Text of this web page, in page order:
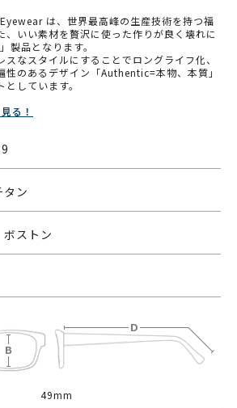
は、世界最高峰の生産技術を持つ福
、いい素材を贅沢に使った作りが良く壊れに
製品となります。
スなスタイルにすることでロングライフ化、
性のあるデザイン「Authentic=本物、本質」
しています。
る！
タン
ボストン
49mm